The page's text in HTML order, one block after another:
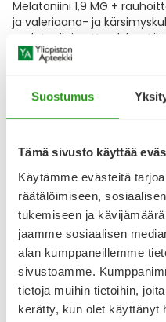
Suostumus
Tämä sivusto käyttää
Käytämme evästeitä
räätälöimiseen,
tukemiseen ja
jaamme sosiaalisen
alan kumppaneillemme
sivustoamme.
tietoja muihin tietoihin,
kerätty, kun olet käyttänyt
Melatoniini 1,9 MG +
ja valeriaana- ja
melatoniini auttaa
valeriaana auttaa
gluteeniton ja
41 arvostelu
Toimii minulla.
paremmin.